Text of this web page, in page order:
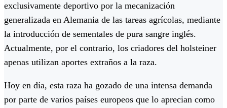
exclusivamente deportivo por la mecanización
generalizada en Alemania de las tareas agrícolas, mediante
la introducción de sementales de pura sangre inglés.
Actualmente, por el contrario, los criadores del holsteiner
apenas utilizan aportes extraños a la raza.
Hoy en día, esta raza ha gozado de una intensa demanda
por parte de varios países europeos que lo aprecian como